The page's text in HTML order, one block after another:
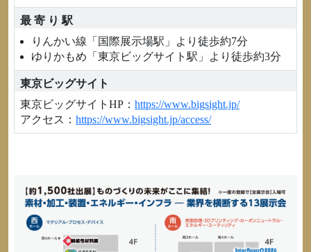
最 寄 り 駅
りんかい線「国際展示場駅」より徒歩約7分
ゆりかもめ「東京ビッグサイト駅」より徒歩約3分
東京ビッグサイト
東京ビッグサイトHP： https://www.bigsight.jp/
アクセス： https://www.bigsight.jp/access/